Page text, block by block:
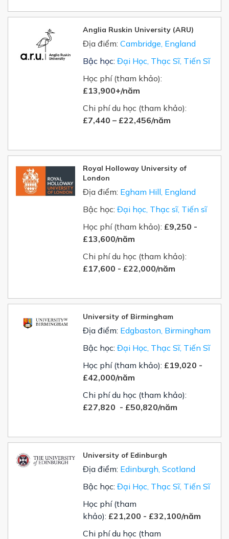
Anglia Ruskin University (ARU)
Địa điểm: Cambridge, England
Bậc học: Đại Học, Thạc Sĩ, Tiến Sĩ
Học phí (tham khảo):
£13,900+/năm
Chi phí du học (tham khảo):
£7,440 – £22,456/năm
Royal Holloway University of
London
Địa điểm: Egham Hill, England
Bậc học: Đại học, Thạc sĩ, Tiến sĩ
Học phí (tham khảo): £9,250 -
£13,600/năm
Chi phí du học (tham khảo):
£17,600 - £22,000/năm
University of Birmingham
Địa điểm: Edgbaston, Birmingham
Bậc học: Đại Học, Thạc Sĩ, Tiến Sĩ
Học phí (tham khảo): £19,020 -
£42,000/năm
Chi phí du học (tham khảo):
£27,820 - £50,820/năm
University of Edinburgh
Địa điểm: Edinburgh, Scotland
Bậc học: Đại Học, Thạc Sĩ, Tiến Sĩ
Học phí (tham
khảo): £21,200 - £32,100/năm
Chi phí du học (tham